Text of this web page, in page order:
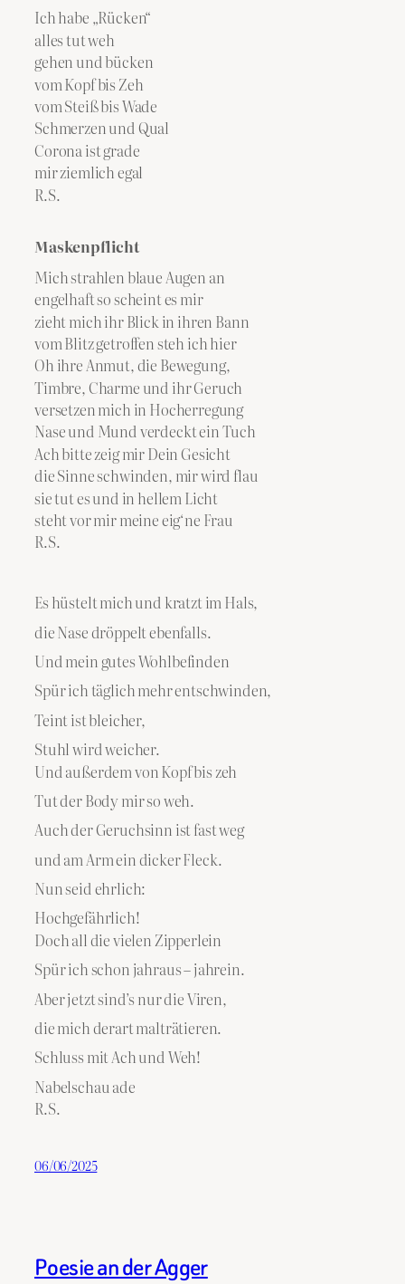
Ich habe „Rücken“
alles tut weh
gehen und bücken
vom Kopf bis Zeh
vom Steiß bis Wade
Schmerzen und Qual
Corona ist grade
mir ziemlich egal
R.S.
Maskenpflicht
Mich strahlen blaue Augen an
engelhaft so scheint es mir
zieht mich ihr Blick in ihren Bann
vom Blitz getroffen steh ich hier
Oh ihre Anmut, die Bewegung,
Timbre, Charme und ihr Geruch
versetzen mich in Hocherregung
Nase und Mund verdeckt ein Tuch
Ach bitte zeig mir Dein Gesicht
die Sinne schwinden, mir wird flau
sie tut es und in hellem Licht
steht vor mir meine eig‘ne Frau
R.S.
Es hüstelt mich und kratzt im Hals,
die Nase dröppelt ebenfalls.
Und mein gutes Wohlbefinden
Spür ich täglich mehr entschwinden,
Teint ist bleicher,
Stuhl wird weicher.
Und außerdem von Kopf bis zeh
Tut der Body mir so weh.
Auch der Geruchsinn ist fast weg
und am Arm ein dicker Fleck.
Nun seid ehrlich:
Hochgefährlich!
Doch all die vielen Zipperlein
Spür ich schon jahraus – jahrein.
Aber jetzt sind’s nur die Viren,
die mich derart malträtieren.
Schluss mit Ach und Weh!
Nabelschau ade
R.S.
06/06/2025
Poesie an der Agger